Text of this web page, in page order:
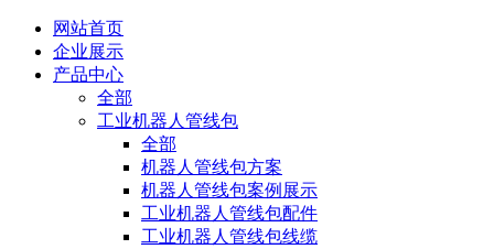
网站首页
企业展示
产品中心
全部
工业机器人管线包
全部
机器人管线包方案
机器人管线包案例展示
工业机器人管线包配件
工业机器人管线包线缆